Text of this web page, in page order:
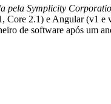
pela Symplicity
Core 2.1) e Angular (v1 e
de software após um